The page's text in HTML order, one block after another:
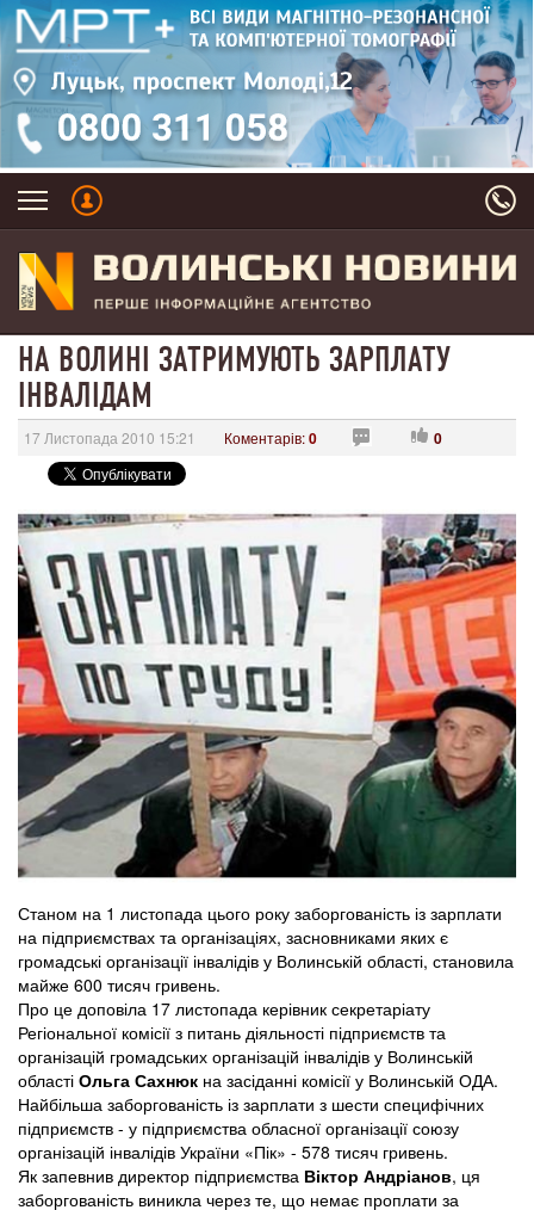
НА ВОЛИНІ ЗАТРИМУЮТЬ ЗАРПЛАТУ
ІНВАЛІДАМ
17 Листопада 2010 15:21 Коментарів:0 0
Станом на 1 листопада цього року заборгованість із зарплати
на підприємствах та організаціях, засновниками яких є
громадські організації інвалідів у Волинській області, становила
майже 600 тисяч гривень.
Про це доповіла 17 листопада керівник секретаріату
Регіональної комісії з питань діяльності підприємств та
організацій громадських організацій інвалідів у Волинській
області Ольга Сахнюк на засіданні комісії у Волинській ОДА.
Найбільша заборгованість із зарплати з шести специфічних
підприємств - у підприємства обласної організації союзу
організацій інвалідів України «Пік» - 578 тисяч гривень.
Як запевнив директор підприємства Віктор Андріанов, ця
заборгованість виникла через те, що немає проплати за